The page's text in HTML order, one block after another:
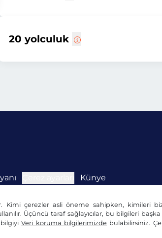
Kimi çerezler asli öneme sahipken, kimileri
Üçüncü taraf sağlayıcılar, bu bilgileri
bilgiyiVeri koruma bilgilerimizde bulabilirsiniz.
20 yolculuk
Künye